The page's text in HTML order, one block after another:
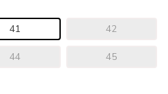
41 42
44 45